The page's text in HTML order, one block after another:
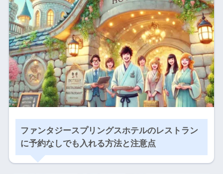
ファンタジースプリングスホテルのレストラン
に予約なしでも入れる方法と注意点